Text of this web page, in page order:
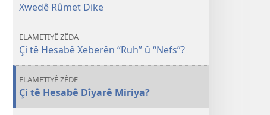
Xwedê Rûmet Dike
ELAMETIYÊ ZÊDA
Çi tê Hesabê Xeberên “Ruh” û “Nefs”?
ELAMETIYÊ ZÊDE
Çi tê Hesabê Dîyarê Miriya?